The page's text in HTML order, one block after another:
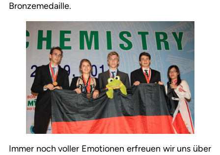
Bronzemedaille.
Immer noch voller Emotionen erfreuen wir uns über